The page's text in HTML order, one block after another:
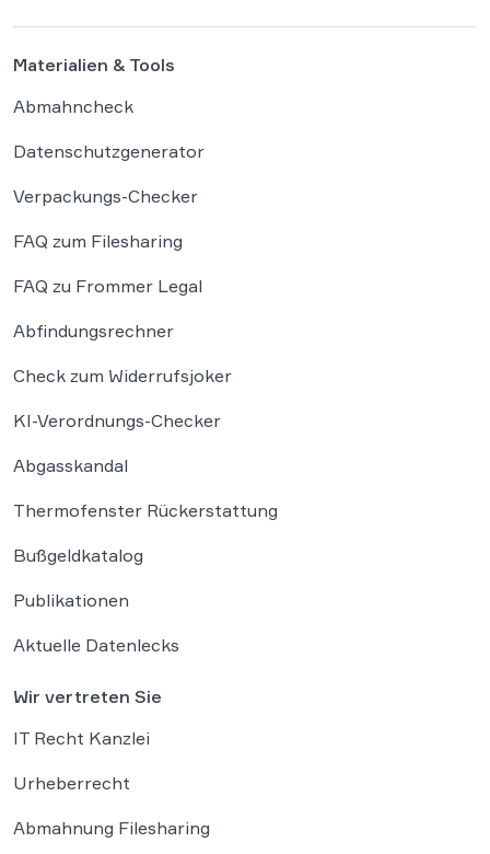
Materialien & Tools
Abmahncheck
Datenschutzgenerator
Verpackungs-Checker
FAQ zum Filesharing
FAQ zu Frommer Legal
Abfindungsrechner
Check zum Widerrufsjoker
KI-Verordnungs-Checker
Abgasskandal
Thermofenster Rückerstattung
Bußgeldkatalog
Publikationen
Aktuelle Datenlecks
Wir vertreten Sie
IT Recht Kanzlei
Urheberrecht
Abmahnung Filesharing